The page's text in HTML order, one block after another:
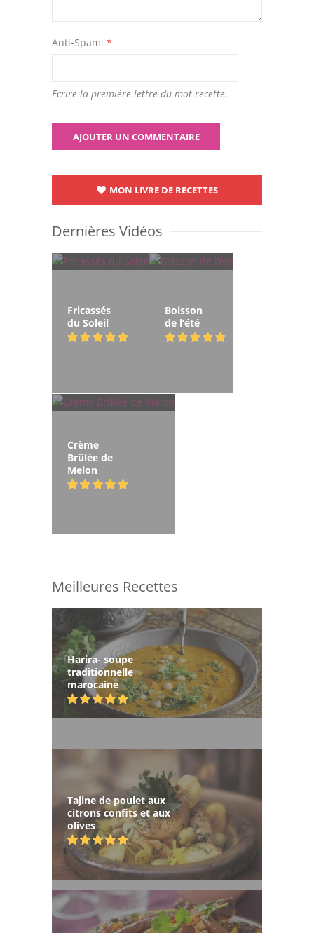
Anti-Spam: *
Ecrire la première lettre du mot recette.
MON LIVRE DE RECETTES
Dernières Vidéos
Fricassés
du Soleil
Boisson
de l’été
Crème
Brûlée de
Melon
Meilleures Recettes
Harira- soupe
traditionnelle
marocaine
Tajine de poulet aux
citrons confits et aux
olives